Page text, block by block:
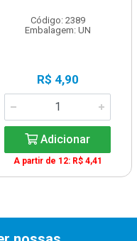
Código: 2389
Embalagem: UN
R$ 4,90
Adicionar
A partir de 12: R$ 4,41